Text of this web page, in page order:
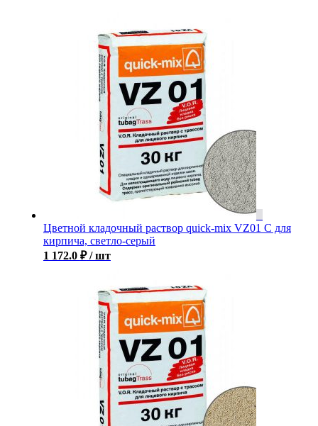
Цветной кладочный раствор quick-mix VZ01 С для
кирпича, светло-серый
1 172.0 ₽ / шт